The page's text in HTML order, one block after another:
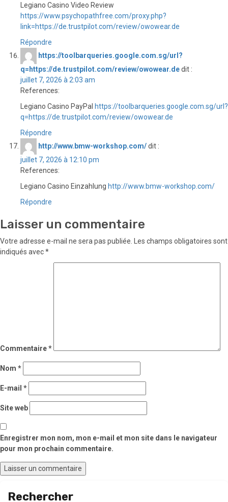
Legiano Casino Video Review
https://www.psychopathfree.com/proxy.php?
link=https://de.trustpilot.com/review/owowear.de
Répondre
https://toolbarqueries.google.com.sg/url?
q=https://de.trustpilot.com/review/owowear.dedit :
juillet 7, 2026 à 2:03 am
References:
Legiano Casino PayPal https://toolbarqueries.google.com.sg/url?
q=https://de.trustpilot.com/review/owowear.de
Répondre
http://www.bmw-workshop.com/dit :
juillet 7, 2026 à 12:10 pm
References:
Legiano Casino Einzahlung http://www.bmw-workshop.com/
Répondre
Laisser un commentaire
Votre adresse e-mail ne sera pas publiée.
Les champs obligatoires sont
indiqués avec*
Commentaire*
Nom *
E-mail *
Site web
Enregistrer mon nom, mon e-mail et mon site dans le navigateur
pour mon prochain commentaire.
Rechercher